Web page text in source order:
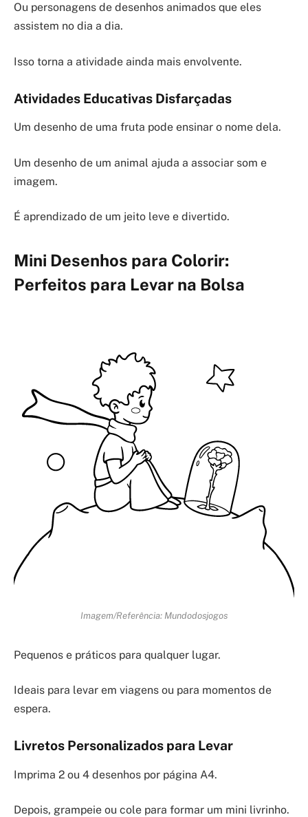
Ou personagens de desenhos animados que eles
assistem no dia a dia.
Isso torna a atividade ainda mais envolvente.
Atividades Educativas Disfarçadas
Um desenho de uma fruta pode ensinar o nome dela.
Um desenho de um animal ajuda a associar som e
imagem.
É aprendizado de um jeito leve e divertido.
Mini Desenhos para Colorir:
Perfeitos para Levar na Bolsa
Imagem/Referência: Mundodosjogos
Pequenos e práticos para qualquer lugar.
Ideais para levar em viagens ou para momentos de
espera.
Livretos Personalizados para Levar
Imprima 2 ou 4 desenhos por página A4.
Depois, grampeie ou cole para formar um mini livrinho.